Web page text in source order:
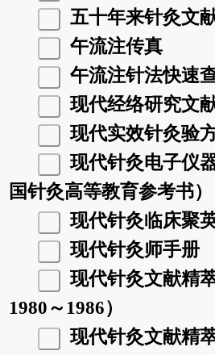
五十年来针灸文
午流注传真
午流注针法快速
现代经络研究文
现代实效针灸验
现代针灸电子仪
国针灸高等教育参考书）
现代针灸临床聚
现代针灸师手册
现代针灸文献精
1980～1986）
现代针灸文献精